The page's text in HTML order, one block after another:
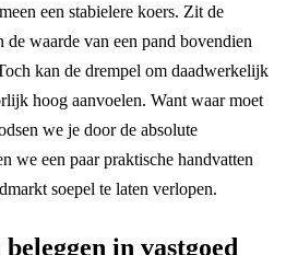
een stabielere koers. Zit de
waarde van een pand bovendien
kan de drempel om daadwerkelijk
hoog aanvoelen. Want waar moet
we je door de absolute
we een paar praktische handvatten
soepel te laten verlopen.
in vastgoed